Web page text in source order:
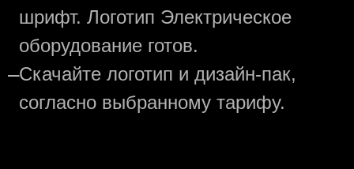
шрифт. Логотип Электрическое
оборудование готов.
—Скачайте логотип и дизайн-пак,
согласно выбранному тарифу.